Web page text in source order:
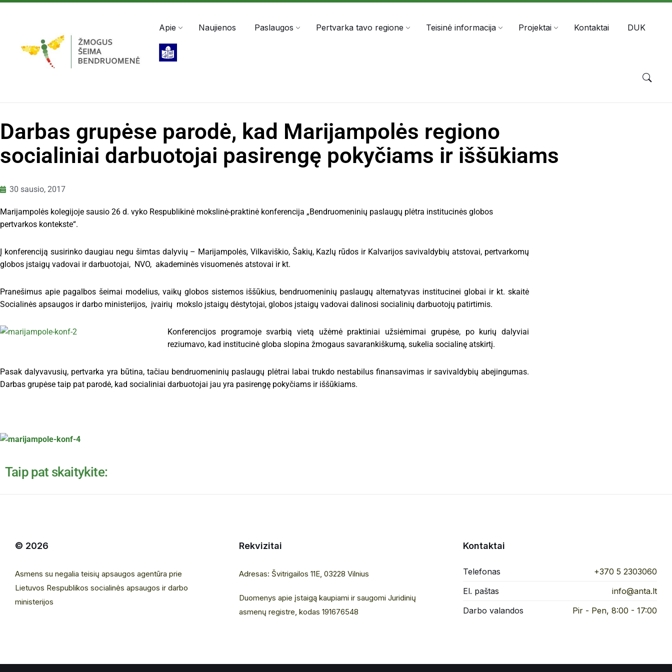
Apie Naujienos Paslaugos Pertvarka tavo regione Teisinė informacija Projektai Kontaktai DUK
Darbas grupėse parodė, kad Marijampolės regiono
socialiniai darbuotojai pasirengę pokyčiams ir iššūkiams
30 sausio, 2017
Marijampolės kolegijoje sausio 26 d. vyko Respublikinė mokslinė-praktinė konferencija „Bendruomeninių paslaugų plėtra institucinės globos
pertvarkos kontekste“.
Į konferenciją susirinko daugiau negu šimtas dalyvių – Marijampolės, Vilkaviškio, Šakių, Kazlų rūdos ir Kalvarijos savivaldybių atstovai, pertvarkomų
globos įstaigų vadovai ir darbuotojai, NVO, akademinės visuomenės atstovai ir kt.
Pranešimus apie pagalbos šeimai modelius, vaikų globos sistemos iššūkius, bendruomeninių paslaugų alternatyvas institucinei globai ir kt. skaitė
Socialinės apsaugos ir darbo ministerijos, įvairių mokslo įstaigų dėstytojai, globos įstaigų vadovai dalinosi socialinių darbuotojų patirtimis.
Konferencijos programoje svarbią vietą užėmė praktiniai užsiėmimai grupėse, po kurių dalyviai
reziumavo, kad institucinė globa slopina žmogaus savarankiškumą, sukelia socialinę atskirtį.
Pasak dalyvavusių, pertvarka yra būtina, tačiau bendruomeninių paslaugų plėtrai labai trukdo nestabilus finansavimas ir savivaldybių abejingumas.
Darbas grupėse taip pat parodė, kad socialiniai darbuotojai jau yra pasirengę pokyčiams ir iššūkiams.
Taip pat skaitykite:
© 2026
Asmens su negalia teisių apsaugos agentūra prie
Lietuvos Respublikos socialinės apsaugos ir darbo
ministerijos
Rekvizitai
Adresas: Švitrigailos 11E, 03228 Vilnius
Duomenys apie įstaigą kaupiami ir saugomi Juridinių
asmenų registre, kodas 191676548
Kontaktai
Telefonas
+370 5 2303060
El. paštas
info@anta.lt
Darbo valandos
Pir - Pen, 8:00 - 17:00